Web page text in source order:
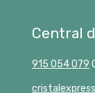
Central
915 054 079